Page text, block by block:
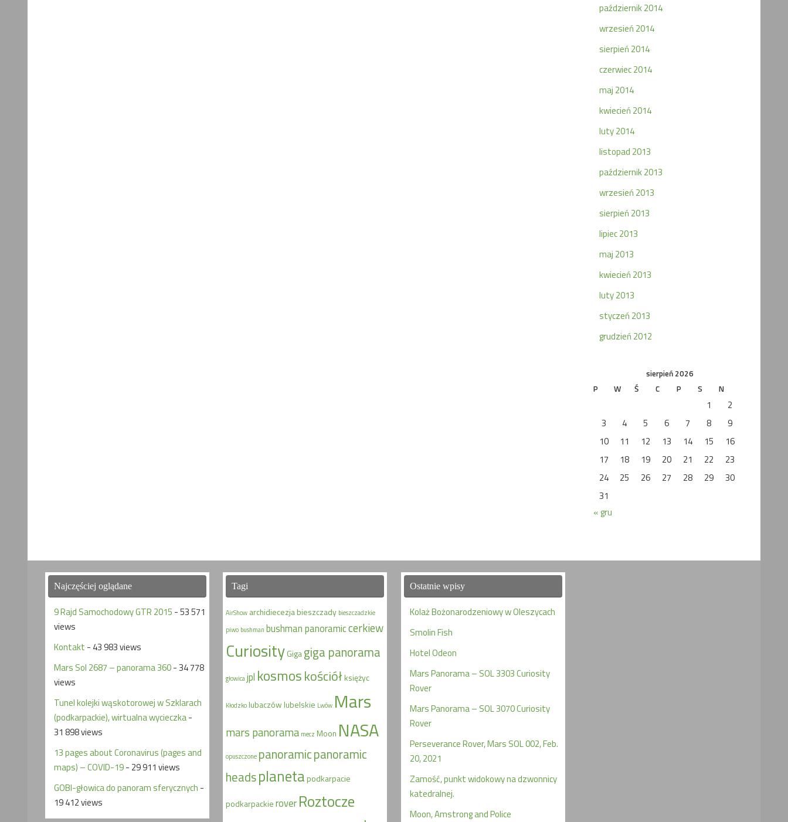
październik 2014
wrzesień 2014
sierpień 2014
czerwiec 2014
maj 2014
kwiecień 2014
luty 2014
listopad 2013
październik 2013
wrzesień 2013
sierpień 2013
lipiec 2013
maj 2013
kwiecień 2013
luty 2013
styczeń 2013
grudzień 2012
sierpień 2026
P
W Ś C P S N
1
2
3
4 5 6 7 8
9
10
11 12 13 14 15
16
17
18 19 20 21 22
23
24
25 26 27 28 29
30
31
« gru
Najczęściej oglądane
9 Rajd Samochodowy GTR 2015 - 53 571
views
Kontakt - 43 983 views
Mars Sol 2687 – panorama 360- 34 778
views
Tunel kolejki wąskotorowej w Szklarach
(podkarpackie), wirtualna wycieczka-
31 898 views
13 pages about Coronavirus (pages and
maps) – COVID-19- 29 911 views
GOBI-głowica do panoram sferycznych -
19 412 views
Tagi
AirShow archidiecezjabieszczady bieszczadzkie
piwo bushman bushman panoramiccerkiew
CuriosityGigagiga panorama
głowica jpl kosmoskościółksiężyc
Kłodzko lubaczów lubelskie Lwów Mars
mars panorama mecz Moon NASA
opuszczone panoramicpanoramic
headsplaneta podkarpacie
podkarpackie rover Roztocze
Ostatnie wpisy
Kolaż Bożonarodzeniowy w Oleszycach
Smolin Fish
Hotel Odeon
Mars Panorama – SOL 3303 Curiosity
Rover
Mars Panorama – SOL 3070 Curiosity
Rover
Perseverance Rover, Mars SOL 002, Feb.
20, 2021
Zamość, punkt widokowy na dzwonnicy
katedralnej.
Moon, Amstrong and Police